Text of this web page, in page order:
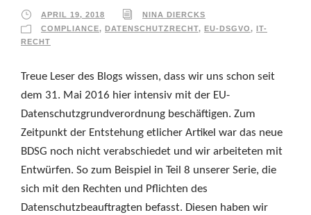
APRIL 19, 2018
NINA DIERCKS
COMPLIANCE, DATENSCHUTZRECHT, EU-DSGVO,
IT-
RECHT
Treue Leser des Blogs wissen, dass wir uns schon seit
dem 31. Mai 2016 hier intensiv mit der EU-
Datenschutzgrundverordnung beschäftigen. Zum
Zeitpunkt der Entstehung etlicher Artikel war das neue
BDSG noch nicht verabschiedet und wir arbeiteten mit
Entwürfen. So zum Beispiel in Teil 8 unserer Serie, die
sich mit den Rechten und Pflichten des
Datenschutzbeauftragten befasst. Diesen haben wir